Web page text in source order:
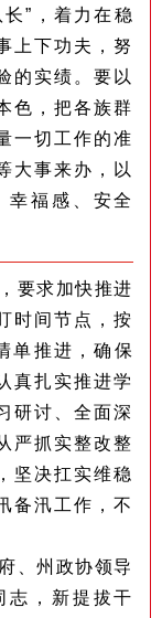
”，着力在稳
上下功夫，努
的实绩。要以
色，把各族群
一切工作的准
大事来办，以
幸福感、安全
要求加快推进
时间节点，按
单推进，确保
真扎实推进学
研讨、全面深
严抓实整改整
坚决扛实维稳
备汛工作，不
、州政协领导
志，新提拔干